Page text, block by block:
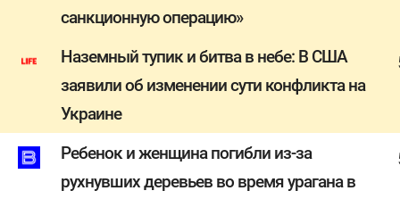
санкционную операцию»
Наземный тупик и битва в небе: В США
заявили об изменении сути конфликта на
Украине
Ребенок и женщина погибли из-за
рухнувших деревьев во время урагана в